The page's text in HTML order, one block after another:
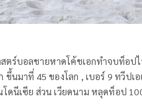
ตร์บอลชายหาดโค้ชเอกทำจบท็อ
ขึ้นมาที่ 45 ของโลก , เบอร์ 9 ทวีปเ
โดนีเซีย ส่วน เวียดนาม หลุดท็อป